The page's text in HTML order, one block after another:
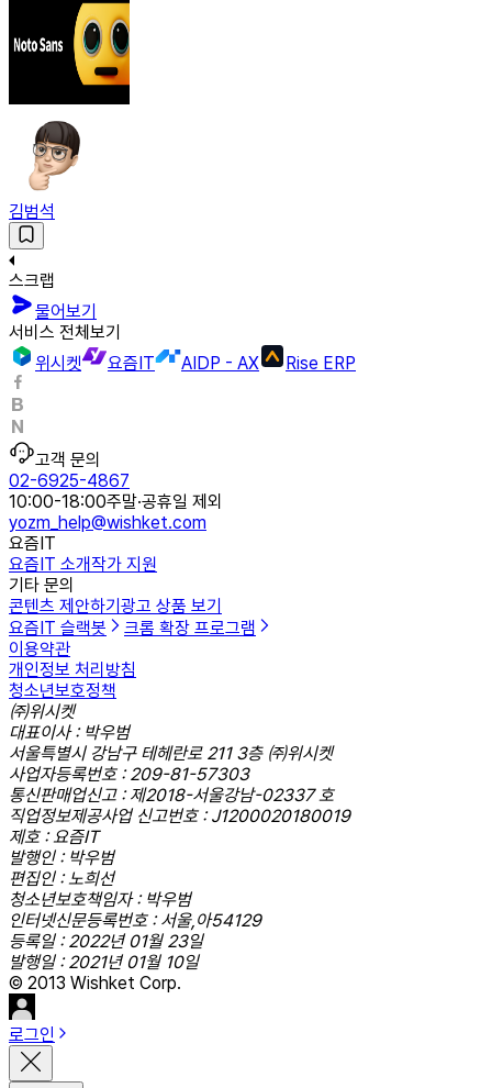
김범석
스크랩
물어보기
서비스 전체보기
위시켓
요즘IT AIDP - AX Rise ERP
고객 문의
02-6925-4867
10:00-18:00주말·공휴일 제외
yozm_help@wishket.com
요즘IT
요즘IT 소개작가 지원
기타 문의
콘텐츠 제안하기 광고 상품 보기
요즘IT 슬랙봇
크롬 확장 프로그램
이용약관
개인정보 처리방침
청소년보호정책
㈜위시켓
대표이사 : 박우범
서울특별시 강남구 테헤란로 211 3층 ㈜위시켓
사업자등록번호 : 209-81-57303
통신판매업신고 : 제2018-서울강남-02337 호
직업정보제공사업 신고번호 : J1200020180019
제호 : 요즘IT
발행인 : 박우범
편집인 : 노희선
청소년보호책임자 : 박우범
인터넷신문등록번호 : 서울,아54129
등록일 : 2022년 01월 23일
발행일 : 2021년 01월 10일
© 2013 Wishket Corp.
로그인